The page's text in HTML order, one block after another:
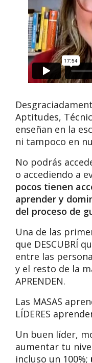
Aptitudes,
enseñan en la
ni tampoco en
No podrás
o accediendo a
pocos tienen
aprender y
del proceso de
Una de las
que DESCUBRÍ
entre las
y el resto de la
APRENDEN.
Las MASAS
LÍDERES
Un buen líder,
aumentar tu
incluso un 100%;